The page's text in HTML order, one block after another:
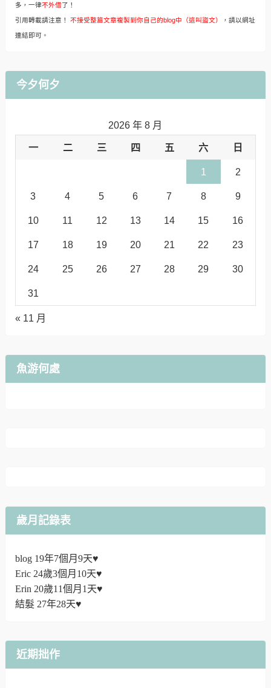
多，一律不外借了！
引用轉載請注意！ 不接受整篇文章複製到你自己的blog中（這叫盜文） ，請以網址
連結即可。
今夕何夕
2026 年 8 月
一 二 三 四 五 六 日
1 2
3 4 5 6 7 8 9
10 11 12 13 14 15 16
17 18 19 20 21 22 23
24 25 26 27 28 29 30
31
« 11 月
魚游何處
歲月記錄表
blog 19年7個月9天♥
Eric 24歲3個月10天♥
Erin 20歲11個月1天♥
結髮 27年28天♥
近期拙作